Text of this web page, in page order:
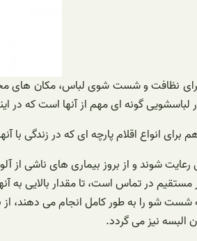
نظافت و شست شوی لباس، مکان های
لباسشویی گونه ای مهم از آنها است که
انواع اقلام پارچه ای که در زندگی با
رعایت شوند و از بروز بیماری های ناشی از
مستقیم در تماس است، تا مقدار
شو را به طور کامل انجام می دهند، از
نیز می گردد.